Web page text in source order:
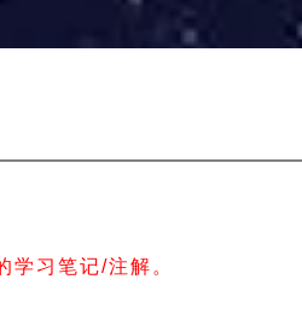
习笔记/注解。